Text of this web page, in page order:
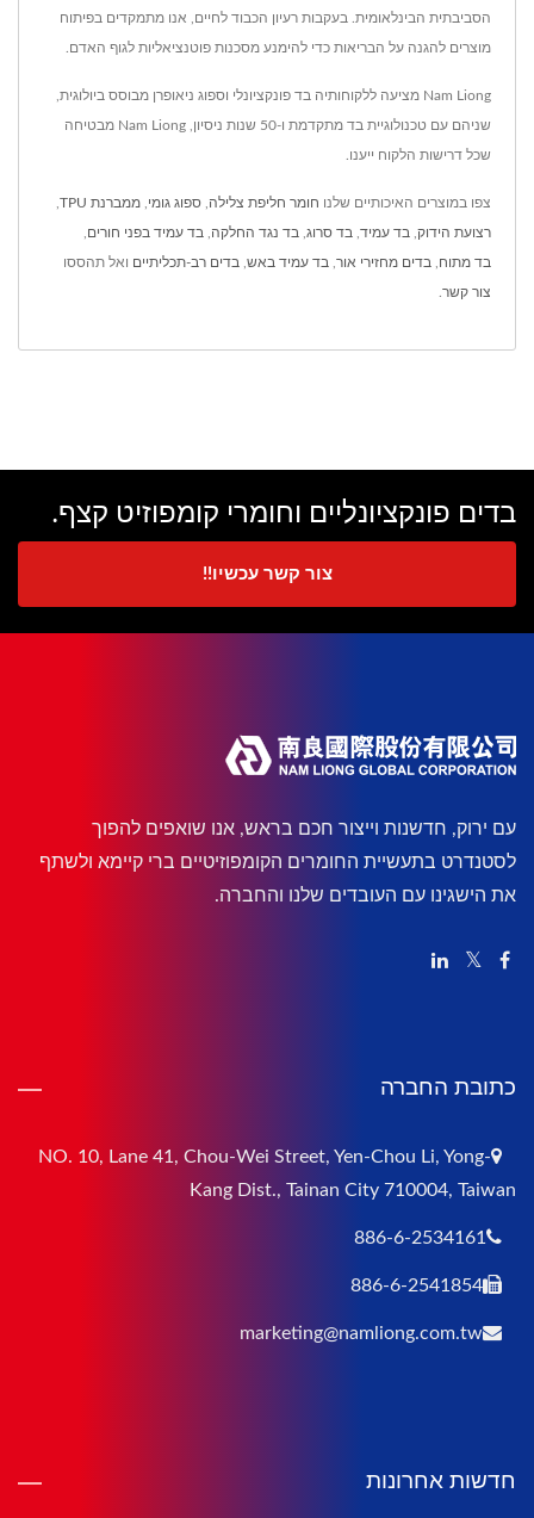
הסביבתית הבינלאומית. בעקבות רעיון הכבוד לחיים, אנו מתמקדים בפיתוח
מוצרים להגנה על הבריאות כדי להימנע מסכנות פוטנציאליות לגוף האדם.
Nam Liong מציעה ללקוחותיה בד פונקציונלי וספוג ניאופרן מבוסס ביולוגית,
שניהם עם טכנולוגיית בד מתקדמת ו-50 שנות ניסיון, Nam Liong מבטיחה
שכל דרישות הלקוח ייענו.
צפו במוצרים האיכותיים שלנו חומר חליפת צלילה ספוג גומי ממברנת TPU
רצועת הידוק בד עמיד בד סרוג בד נגד החלקה בד עמיד בפני חורים
בד מתוח בדים מחזירי אור בד עמיד באש בדים רב-תכליתיים ואל תהססו
צור קשר
בדים פונקציונליים וחומרי קומפוזיט קצף.
צור קשר עכשיו!!
עם ירוק, חדשנות וייצור חכם בראש, אנו שואפים להפוך
לסטנדרט בתעשיית החומרים הקומפוזיטיים ברי קיימא ולשתף
את הישגינו עם העובדים שלנו והחברה.
כתובת החברה
NO. 10, Lane 41, Chou-Wei Street, Yen-Chou Li, Yong-
Kang Dist., Tainan City 710004, Taiwan
886-6-2534161
886-6-2541854
marketing@namliong.com.tw
חדשות אחרונות